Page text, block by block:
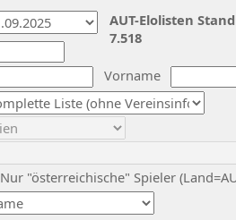
Vorname
Nur "österreichische" Spieler
AUT-Elolisten
7.518